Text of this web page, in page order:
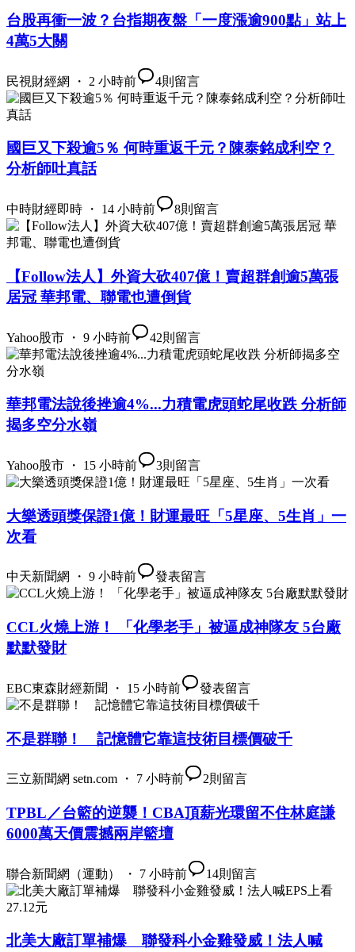
台股再衝一波？台指期夜盤「一度漲逾900點」站上
4萬5大關
民視財經網 ・ 2 小時前 4則留言
國巨又下殺逾5％ 何時重返千元？陳泰銘成利空？
分析師吐真話
中時財經即時 ・ 14 小時前 8則留言
【Follow法人】外資大砍407億！賣超群創逾5萬張
居冠 華邦電、聯電也遭倒貨
Yahoo股市 ・ 9 小時前 42則留言
華邦電法說後挫逾4%...力積電虎頭蛇尾收跌 分析師
揭多空分水嶺
Yahoo股市 ・ 15 小時前 3則留言
大樂透頭獎保證1億！財運最旺「5星座、5生肖」一
次看
中天新聞網 ・ 9 小時前 發表留言
CCL火燒上游！ 「化學老手」被逼成神隊友 5台廠
默默發財
EBC東森財經新聞 ・ 15 小時前 發表留言
不是群聯！ 記憶體它靠這技術目標價破千
三立新聞網 setn.com ・ 7 小時前 2則留言
TPBL／台籃的逆襲！CBA頂薪光環留不住林庭謙
6000萬天價震撼兩岸籃壇
聯合新聞網（運動） ・ 7 小時前 14則留言
北美大廠訂單補爆 聯發科小金雞發威！法人喊